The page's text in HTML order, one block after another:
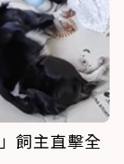
飼主直擊全